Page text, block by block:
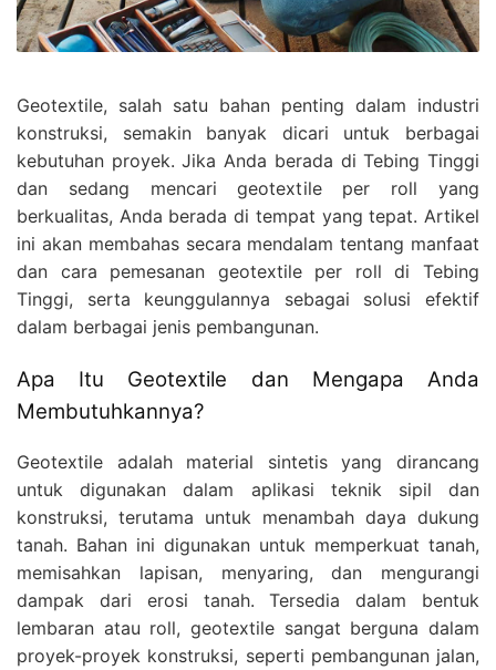
Geotextile, salah satu bahan penting dalam industri
konstruksi, semakin banyak dicari untuk berbagai
kebutuhan proyek. Jika Anda berada di Tebing Tinggi
dan sedang mencari geotextile per roll yang
berkualitas, Anda berada di tempat yang tepat. Artikel
ini akan membahas secara mendalam tentang manfaat
dan cara pemesanan geotextile per roll di Tebing
Tinggi, serta keunggulannya sebagai solusi efektif
dalam berbagai jenis pembangunan.
Apa Itu Geotextile dan Mengapa Anda
Membutuhkannya?
Geotextile adalah material sintetis yang dirancang
untuk digunakan dalam aplikasi teknik sipil dan
konstruksi, terutama untuk menambah daya dukung
tanah. Bahan ini digunakan untuk memperkuat tanah,
memisahkan lapisan, menyaring, dan mengurangi
dampak dari erosi tanah. Tersedia dalam bentuk
lembaran atau roll, geotextile sangat berguna dalam
proyek-proyek konstruksi, seperti pembangunan jalan,